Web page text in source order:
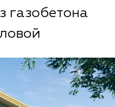
газобетона